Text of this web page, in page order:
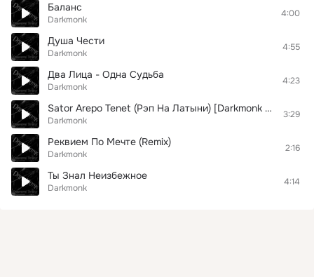
Баланс
Darkmonk
4:00
Душа Чести
Darkmonk
4:55
Два Лица - Одна Судьба
Darkmonk
4:23
Sator Arepo Tenet (Рэп На Латыни) [Darkmonk prod]
Darkmonk
3:29
Реквием По Мечте (Remix)
Darkmonk
2:16
Ты Знал Неизбежное
Darkmonk
4:14